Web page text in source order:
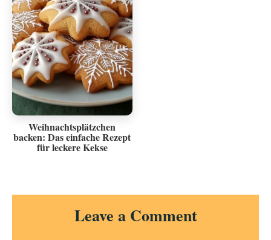
Weihnachtsplätzchen
backen: Das einfache Rezept
für leckere Kekse
Reader
InteractionsLeave a Comment